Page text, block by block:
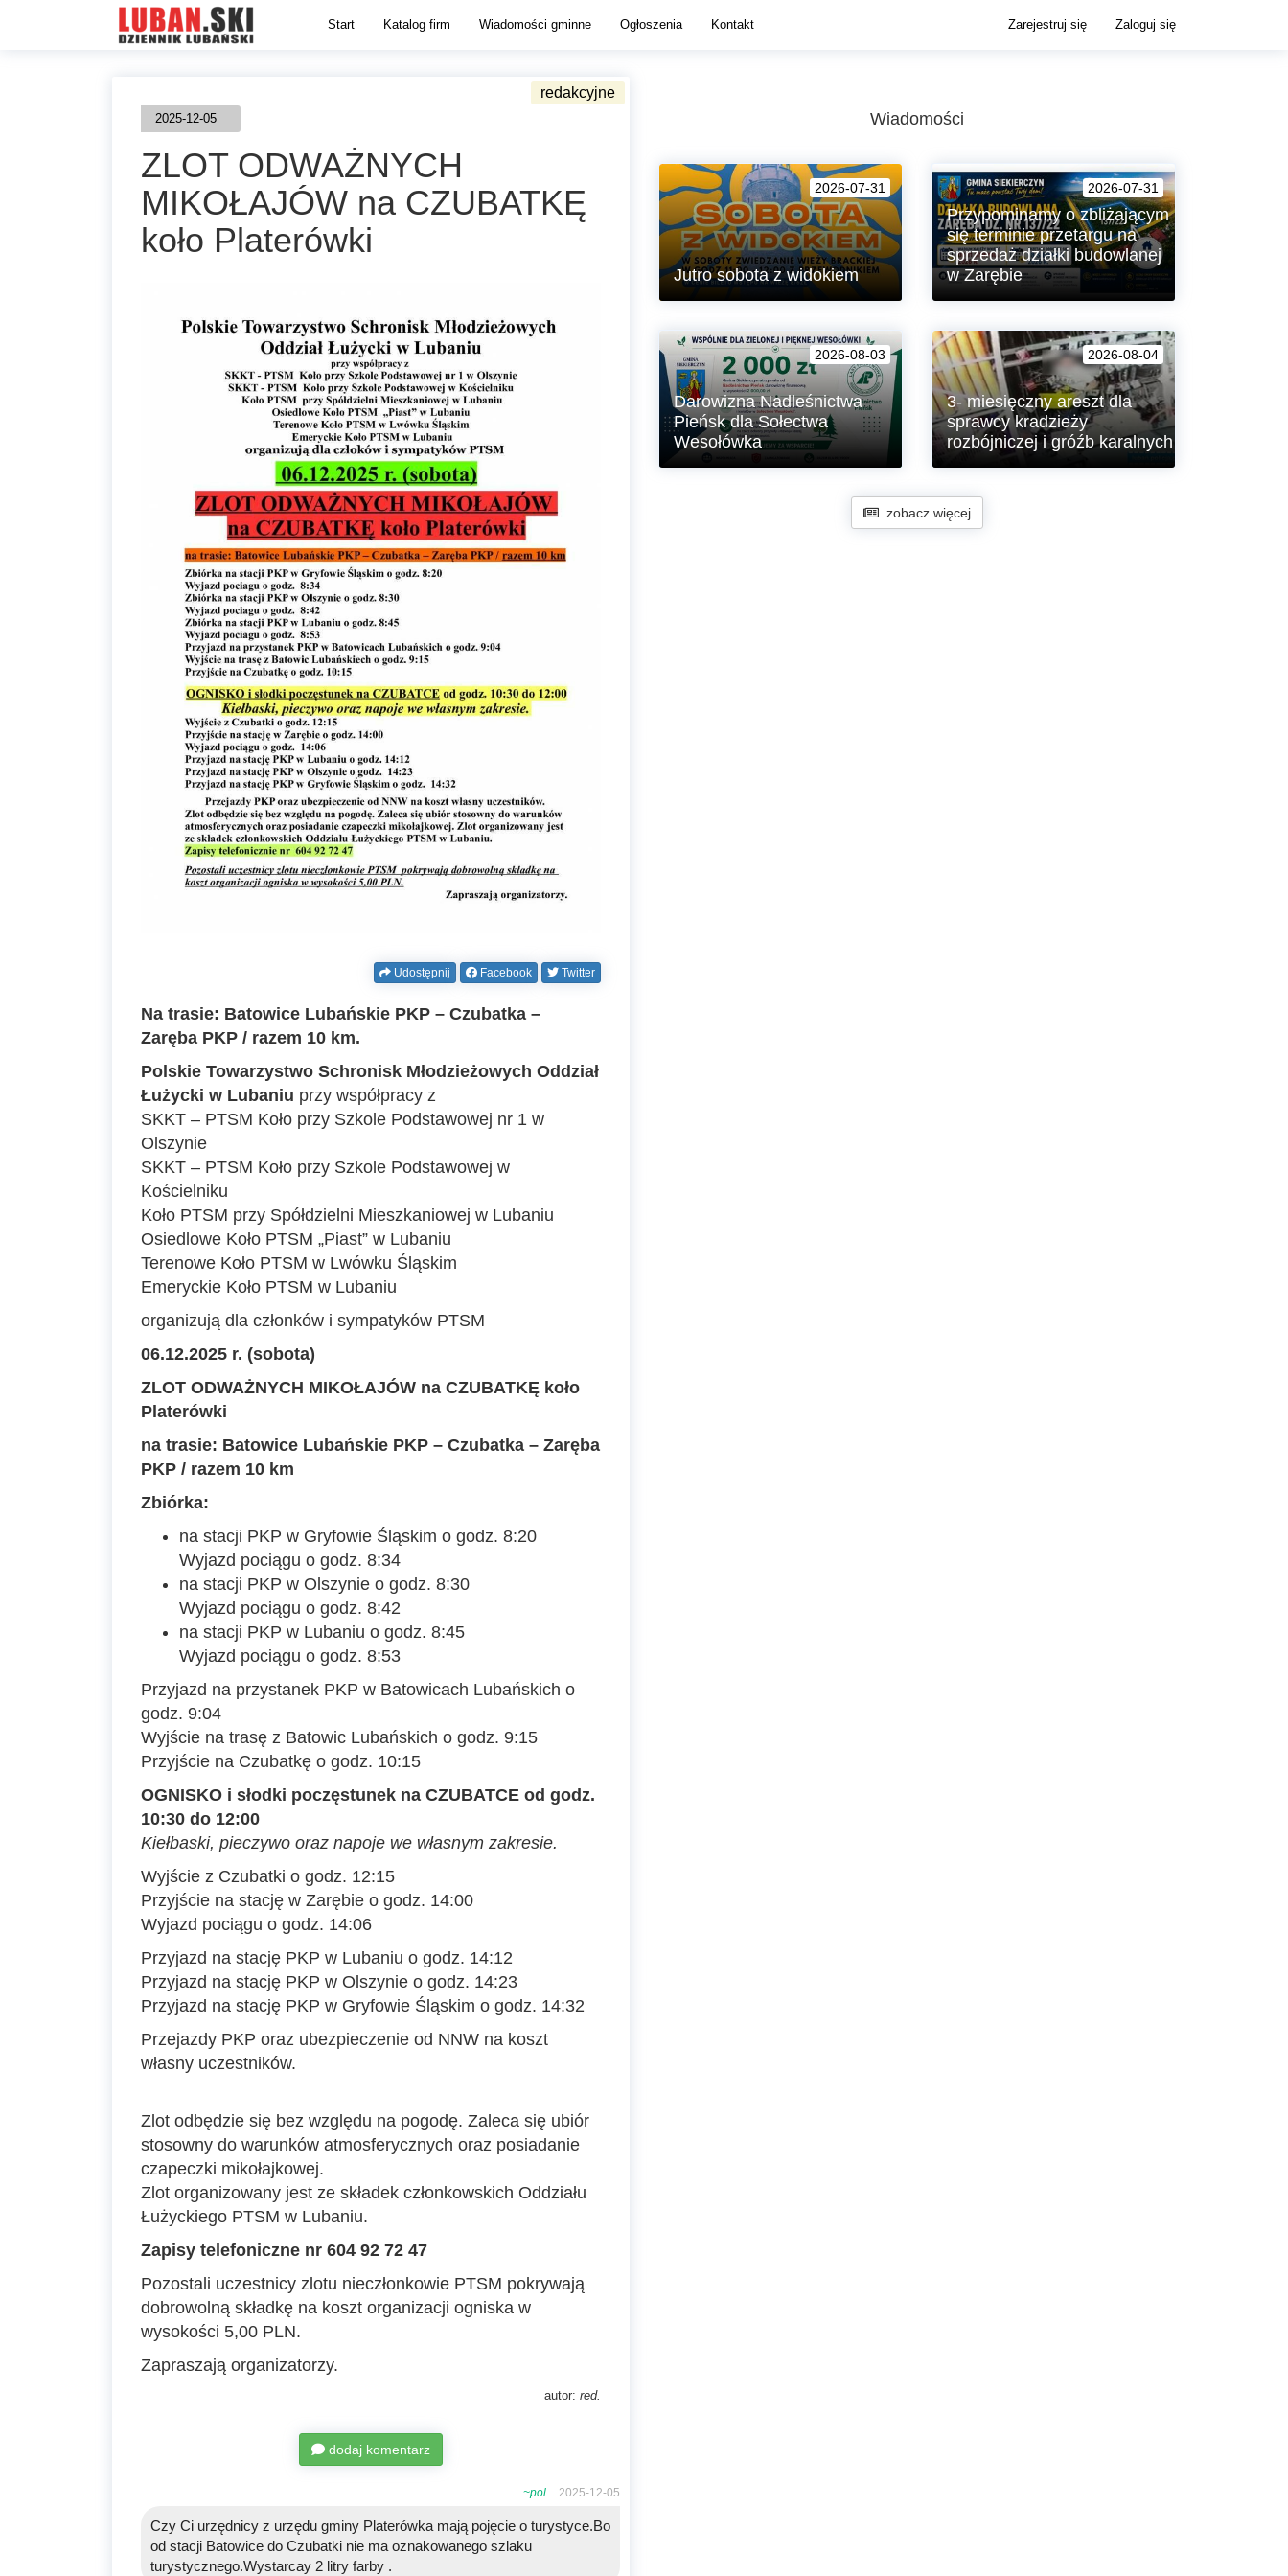
Start Katalog firm Wiadomości gminne Ogłoszenia Kontakt Zarejestruj się Zaloguj się
2025-12-05
ZLOT ODWAŻNYCH
MIKOŁAJÓW na CZUBATKĘ
koło Platerówki
Udostępnij Facebook Twitter
Na trasie: Batowice Lubańskie PKP – Czubatka –
Zaręba PKP / razem 10 km.
Polskie Towarzystwo Schronisk Młodzieżowych Oddział
Łużycki w Lubaniu przy współpracy z
SKKT – PTSM Koło przy Szkole Podstawowej nr 1 w
Olszynie
SKKT – PTSM Koło przy Szkole Podstawowej w
Kościelniku
Koło PTSM przy Spółdzielni Mieszkaniowej w Lubaniu
Osiedlowe Koło PTSM „Piast” w Lubaniu
Terenowe Koło PTSM w Lwówku Śląskim
Emeryckie Koło PTSM w Lubaniu
organizują dla członków i sympatyków PTSM
06.12.2025 r. (sobota)
ZLOT ODWAŻNYCH MIKOŁAJÓW na CZUBATKĘ koło
Platerówki
na trasie: Batowice Lubańskie PKP – Czubatka – Zaręba
PKP / razem 10 km
Zbiórka:
na stacji PKP w Gryfowie Śląskim o godz. 8:20
Wyjazd pociągu o godz. 8:34
na stacji PKP w Olszynie o godz. 8:30
Wyjazd pociągu o godz. 8:42
na stacji PKP w Lubaniu o godz. 8:45
Wyjazd pociągu o godz. 8:53
Przyjazd na przystanek PKP w Batowicach Lubańskich o
godz. 9:04
Wyjście na trasę z Batowic Lubańskich o godz. 9:15
Przyjście na Czubatkę o godz. 10:15
OGNISKO i słodki poczęstunek na CZUBATCE od godz.
10:30 do 12:00
Kiełbaski, pieczywo oraz napoje we własnym zakresie.
Wyjście z Czubatki o godz. 12:15
Przyjście na stację w Zarębie o godz. 14:00
Wyjazd pociągu o godz. 14:06
Przyjazd na stację PKP w Lubaniu o godz. 14:12
Przyjazd na stację PKP w Olszynie o godz. 14:23
Przyjazd na stację PKP w Gryfowie Śląskim o godz. 14:32
Przejazdy PKP oraz ubezpieczenie od NNW na koszt
własny uczestników.
Zlot odbędzie się bez względu na pogodę. Zaleca się ubiór
stosowny do warunków atmosferycznych oraz posiadanie
czapeczki mikołajkowej.
Zlot organizowany jest ze składek członkowskich Oddziału
Łużyckiego PTSM w Lubaniu.
Zapisy telefoniczne nr 604 92 72 47
Pozostali uczestnicy zlotu nieczłonkowie PTSM pokrywają
dobrowolną składkę na koszt organizacji ogniska w
wysokości 5,00 PLN.
Zapraszają organizatorzy.
autor: red.
dodaj komentarz
~pol 2025-12-05
Czy Ci urzędnicy z urzędu gminy Platerówka mają pojęcie o turystyce.Bo
od stacji Batowice do Czubatki nie ma oznakowanego szlaku
turystycznego.Wystarcay 2 litry farby .
Wiadomości
2026-07-31
Jutro sobota z widokiem
Wieży Brackiej w Lubaniu!
2026-07-31
Przypominamy o zbliżającym
się terminie przetargu na
sprzedaż działki budowlanej
w Zarębie
o zbliżającym się terminie przetargu
ustnego nieograniczonego na
sprzedaż atrakcyjnej działki
budowlanej nr 137/22, położonej w
miejscowości Zaręba.
2026-08-03
Darowizna Nadleśnictwa
Pieńsk dla Sołectwa
Wesołówka
Państwowego Gospodarstwa Leśnego
2026-08-04
3- miesięczny areszt dla
sprawcy kradzieży
rozbójniczej i gróźb karalnych
Komendy Powiatowej Policji w
Lubaniu zatrzymali na gorącym
zobacz więcej